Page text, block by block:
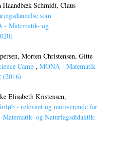
Schmidt, Claus
som
- Matematik- og
Morten Christensen, Gitte
Camp , MONA - Matematik-
(2016)
Elisabeth Kristensen,
- relevant og motiverende for
og Naturfagsdidaktik: